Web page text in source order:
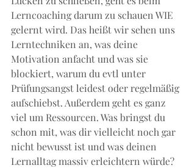
Lerncoaching darum zu schauen WIE
gelernt wird. Das heißt wir sehen uns
Lerntechniken an, was deine
Motivation anfacht und was sie
blockiert, warum du evtl unter
Prüfungsangst leidest oder regelmäßig
aufschiebst. Außerdem geht es ganz
viel um Ressourcen. Was bringst du
schon mit, was dir vielleicht noch gar
nicht bewusst ist und was deinen
Lernalltag massiv erleichtern würde?